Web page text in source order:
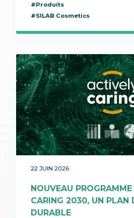
#Produits
#SILAB Cosmetics
22 JUIN 2026
NOUVEAU
CARING 2030, UN PLAN
DURABLE